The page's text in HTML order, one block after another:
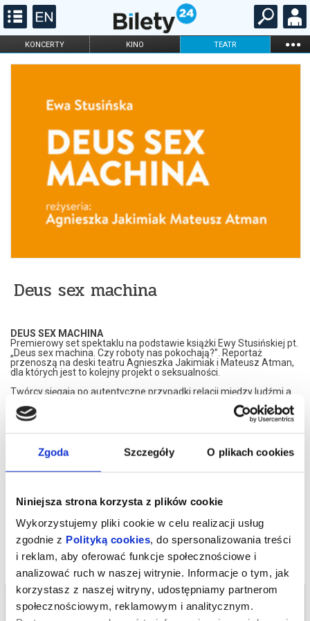
Zgoda Szczegóły O plikach cookies
Niniejsza strona korzysta z plików cookie
Wykorzystujemy pliki cookie w celu realizacji usług
zgodnie z Polityką cookies, do spersonalizowania treści
i reklam, aby oferować funkcje społecznościowe i
analizować ruch w naszej witrynie. Informacje o tym, jak
korzystasz z naszej witryny, udostępniamy partnerom
społecznościowym, reklamowym i analitycznym.
KONCERTY KINO TEATR ...
FILHARMONIA OPERA I BALET
Deus sex machina
DEUS SEX MACHINA
Premierowy set spektaklu na podstawie książki Ewy Stusińskiej pt.
„Deus sex machina. Czy roboty nas pokochają?”. Reportaż
przenoszą na deski teatru Agnieszka Jakimiak i Mateusz Atman,
dla których jest to kolejny projekt o seksualności.
Twórcy sięgają po autentyczne przypadki relacji między ludźmi a
zadać pytanie, które jeszcze niedawno należało do literatury
science fiction, a dziś staje się częścią rzeczywistości: czy
Spektakl rekomendowany od lat 18.
*******
wydarzenia, gwarantujemy automatyczny zwrot środków
potwierdzony komunikatem wysyłanym na adres e-mail, podany
podczas zakupu.
Bilety na termin:
12.09.2026 , g. 19:15 (sobota)